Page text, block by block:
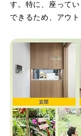
す。特に、座って
できるため、アウ